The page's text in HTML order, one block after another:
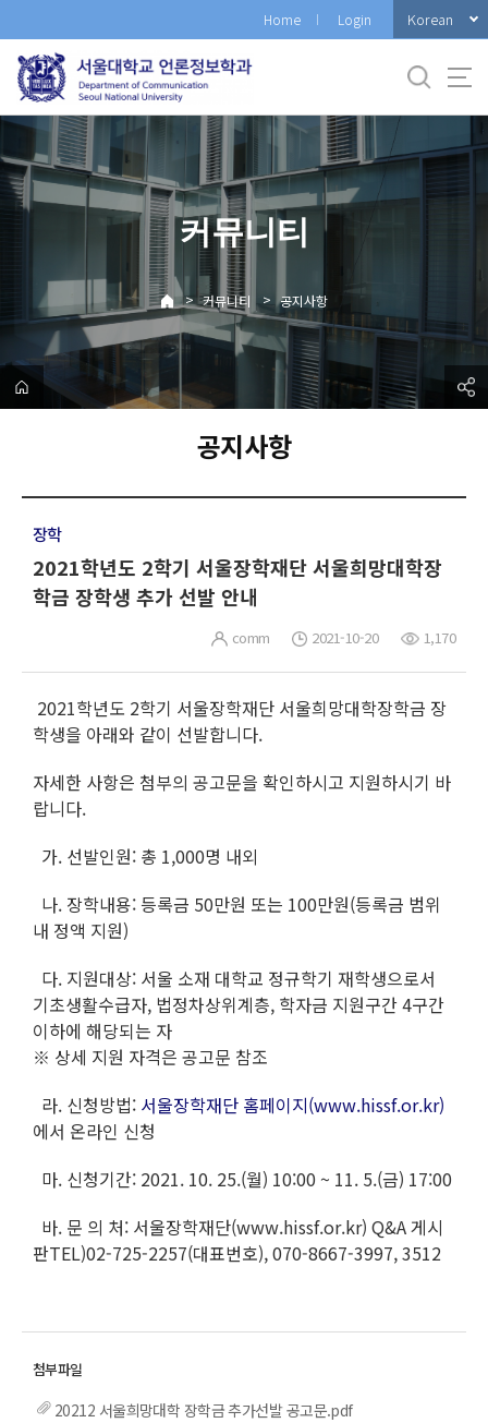
로
메
Home Login Korean
커뮤니티
> 커뮤니티 > 공지사항
공지사항
장학
2021학년도 2학기 서울장학재단 서울희망대학장
학금 장학생 추가 선발 안내
comm 2021-10-20 1,170
2021학년도 2학기 서울장학재단 서울희망대학장학금 장
학생을 아래와 같이 선발합니다.
자세한 사항은 첨부의 공고문을 확인하시고 지원하시기 바
랍니다.
가. 선발인원: 총 1,000명 내외
나. 장학내용: 등록금 50만원 또는 100만원(등록금 범위
내 정액 지원)
다. 지원대상: 서울 소재 대학교 정규학기 재학생으로서
기초생활수급자, 법정차상위계층, 학자금 지원구간 4구간
이하에 해당되는 자
※ 상세 지원 자격은 공고문 참조
라. 신청방법: 서울장학재단 홈페이지(www.hissf.or.kr)
에서 온라인 신청
마. 신청기간: 2021. 10. 25.(월) 10:00 ~ 11. 5.(금) 17:00
바. 문 의 처: 서울장학재단(www.hissf.or.kr) Q&A 게시
판TEL)02-725-2257(대표번호), 070-8667-3997, 3512
20212 서울희망대학 장학금 추가선발 공고문.pdf